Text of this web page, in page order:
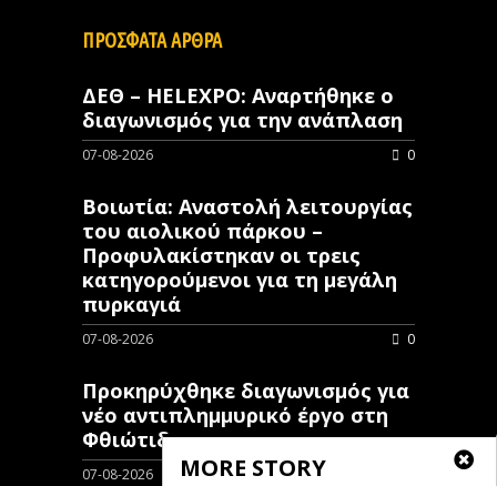
MORE STORY
ΠΡΟΣΦΑΤΑ ΑΡΘΡΑ
ΔΕΘ – HELEXPO: Αναρτήθηκε ο
διαγωνισμός για την ανάπλαση
07-08-2026 0
Βοιωτία: Αναστολή λειτουργίας
του αιολικού πάρκου –
Προφυλακίστηκαν οι τρεις
κατηγορούμενοι για τη μεγάλη
πυρκαγιά
07-08-2026 0
Προκηρύχθηκε διαγωνισμός για
νέo αντιπλημμυρικό έργο στη
Φθιώτιδα
07-08-2026